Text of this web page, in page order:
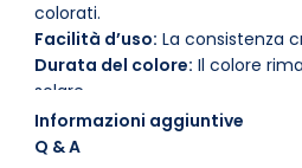
colorati.
Facilità d’uso: La consistenza
Durata del colore: Il colore
solare.
Compatibilità:Adatta a tutti i
Formato pratico:
Informazioni aggiuntive
Q & A